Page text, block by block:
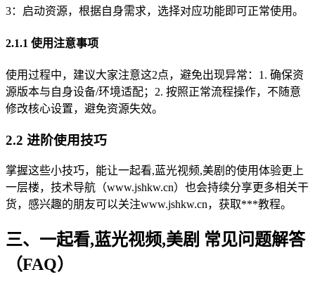
3：启动资源，根据自身需求，选择对应功能即可正常使用。
2.1.1 使用注意事项
使用过程中，建议大家注意这2点，避免出现异常：1. 确保资
源版本与自身设备/环境适配；2. 按照正常流程操作，不随意
修改核心设置，避免资源失效。
2.2 进阶使用技巧
掌握这些小技巧，能让一起看,蓝光视频,美剧的使用体验更上
一层楼，技术导航（www.jshkw.cn）也会持续分享更多相关干
货，感兴趣的朋友可以关注www.jshkw.cn，获取***教程。
三、一起看,蓝光视频,美剧 常见问题解答
（FAQ）